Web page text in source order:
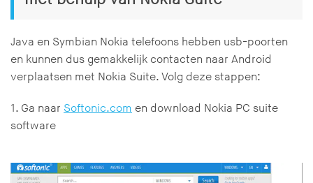
Java en Symbian Nokia telefoons hebben usb-poorten
en kunnen dus gemakkelijk contacten naar Android
verplaatsen met Nokia Suite. Volg deze stappen:
1. Ga naar Softonic.com en download Nokia PC suite
software